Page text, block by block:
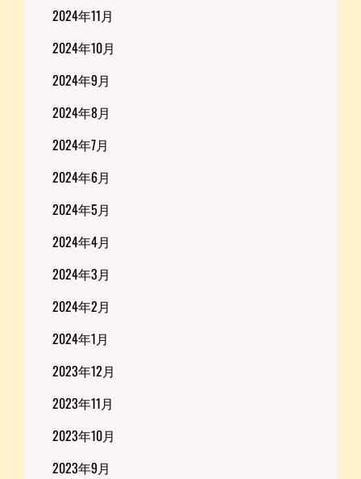
2024年11月
2024年10月
2024年9月
2024年8月
2024年7月
2024年6月
2024年5月
2024年4月
2024年3月
2024年2月
2024年1月
2023年12月
2023年11月
2023年10月
2023年9月